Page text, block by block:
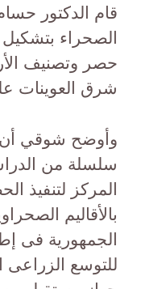
قام الدكتور
الصحراء
حصر وتصنيف
شرق العوينات على
وأوضح شوقي أن
سلسلة من
المركز لتنفيذ
بالأقاليم
الجمهورية فى
للتوسع الزراعى